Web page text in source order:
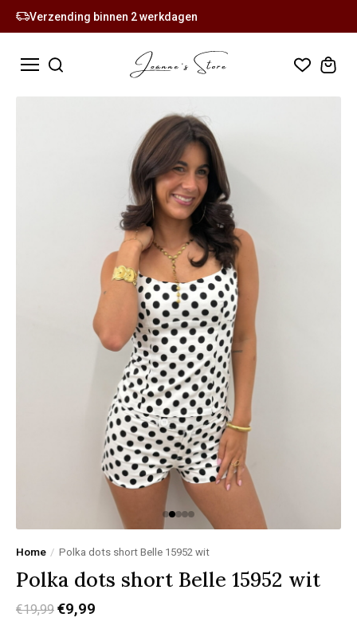
Verzending binnen 2 werkdagen
Home / Polka dots short Belle 15952 wit
Polka dots short Belle 15952 wit
€19,99 €9,99